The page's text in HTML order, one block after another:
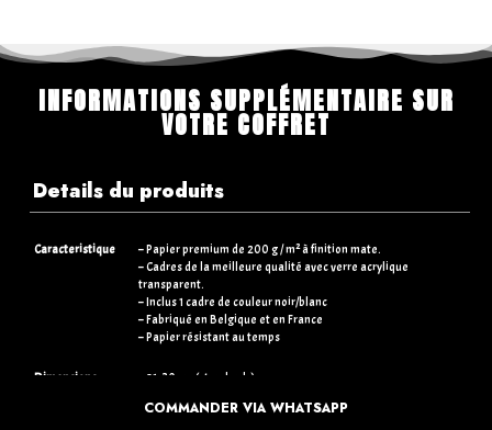
INFORMATIONS SUPPLÉMENTAIRE SUR
VOTRE COFFRET
Details du produits
Caracteristique
– Papier premium de 200 g / m² à finition mate.
– Cadres de la meilleure qualité avec verre acrylique
transparent.
– Inclus 1 cadre de couleur noir/blanc
– Fabriqué en Belgique et en France
– Papier résistant au temps
Dimensions
– 21×30 cm (standards)
– 50×70 cm (+15€)
COMMANDER VIA WHATSAPP